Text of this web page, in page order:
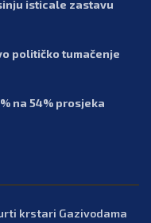
isticale zastavu
političko tumačenje
na 54% prosjeka
krstari Gazivodama